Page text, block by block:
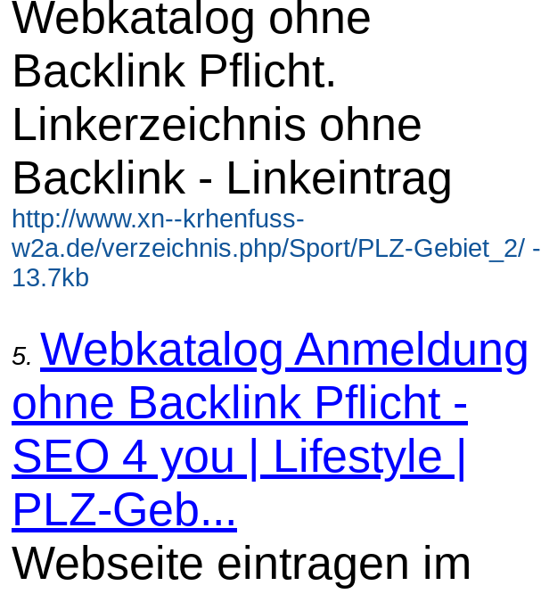
Webkatalog ohne
Backlink Pflicht.
Linkerzeichnis ohne
Backlink - Linkeintrag
http://www.xn--krhenfuss-
w2a.de/verzeichnis.php/Sport/PLZ-Gebiet_2/ -
13.7kb
5. Webkatalog Anmeldung
ohne Backlink Pflicht -
SEO 4 you | Lifestyle |
PLZ-Geb...
Webseite eintragen im